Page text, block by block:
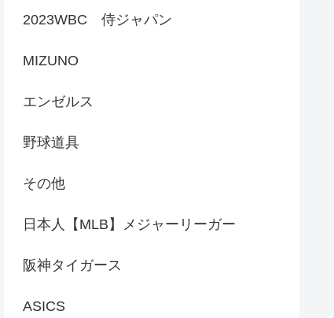
2023WBC 侍ジャパン
MIZUNO
エンゼルス
野球道具
その他
日本人【MLB】メジャーリーガー
阪神タイガース
ASICS